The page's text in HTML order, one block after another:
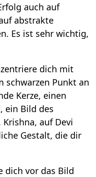
auch auf
abstrakte
Es ist sehr wichtig,
dich mit
schwarzen Punkt an
Kerze, einen
ein Bild des
Krishna, auf Devi
Gestalt, die dir
dich vor das Bild